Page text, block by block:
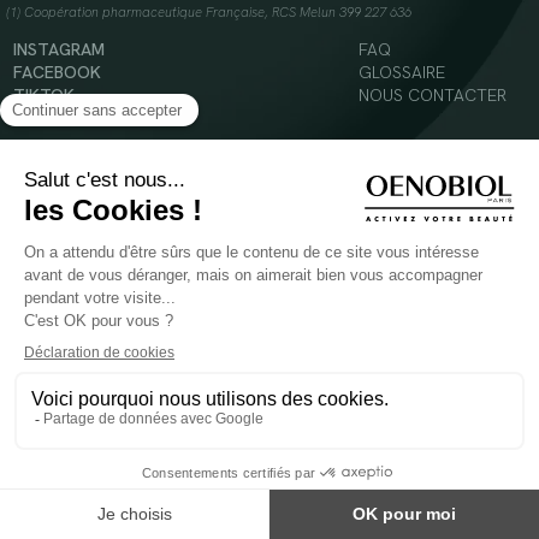
(1) Coopération pharmaceutique Française, RCS Melun 399 227 636
INSTAGRAM
FACEBOOK
TIKTOK
YOUTUBE
FAQ
GLOSSAIRE
NOUS CONTACTER
© 2024 Oenobiol Paris
Mentions légales
Politique en matière de cookies
POUR VOTRE SANTÉ, MANGEZ AU MOINS CINQ FRUITS ET LÉGUMES PAR JOUR -
Les complément alimentaires doivent être utilisés dans le cadre d'un mode de vie sain et
ne pas être utilisés comme substituts d'un régimes alimentaire varié et équilibré.